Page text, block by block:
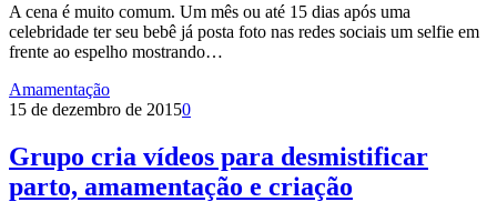
A cena é muito comum. Um mês ou até 15 dias após uma
celebridade ter seu bebê já posta foto nas redes sociais um selfie em
frente ao espelho mostrando…
Amamentação
15 de dezembro de 20150
Grupo cria vídeos para desmistificar
parto, amamentação e criação